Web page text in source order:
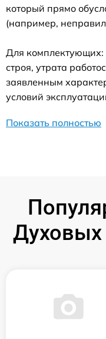
который прямо
(например,
Для
строя, утрата
заявленным
условий
Показать полностью